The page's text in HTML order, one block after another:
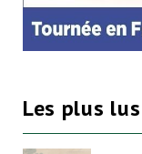
Les plus lus